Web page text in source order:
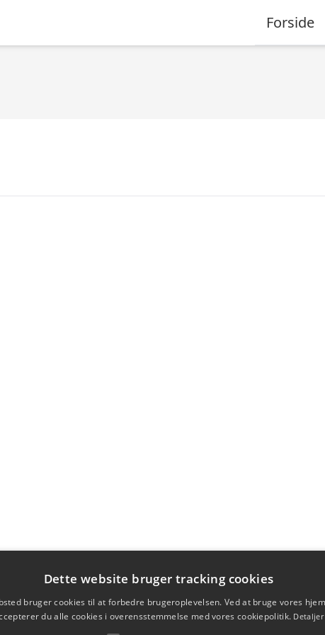
Forside
Dette website bruger tracking cookies
bruger cookies til at forbedre brugeroplevelsen. Ved at bruge vores
du alle cookies i overensstemmelse med vores cookiepolitik. Detaljer